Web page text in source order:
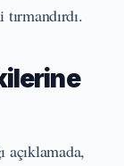
açıklamada,